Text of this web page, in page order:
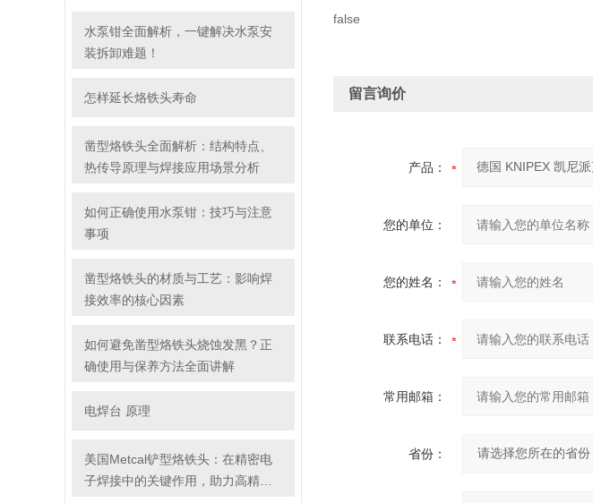
水泵钳全面解析，一键解决水泵安
装拆卸难题！
怎样延长烙铁头寿命
凿型烙铁头全面解析：结构特点、
热传导原理与焊接应用场景分析
如何正确使用水泵钳：技巧与注意
事项
凿型烙铁头的材质与工艺：影响焊
接效率的核心因素
如何避免凿型烙铁头烧蚀发黑？正
确使用与保养方法全面讲解
电焊台 原理
美国Metcal铲型烙铁头：在精密电
子焊接中的关键作用，助力高精度
false
留言询价
产品：
您的单位：
您的姓名：
联系电话：
常用邮箱：
省份：